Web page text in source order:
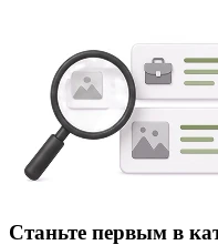
Станьте первым в